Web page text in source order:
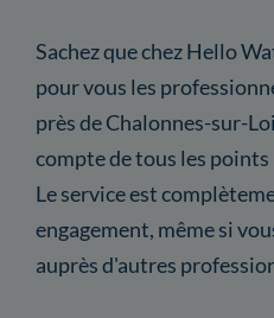
Sachez que chez Hello
pour vous les
près de Chalonnes-sur-
compte de tous les
Le service est
engagement, même si
auprès d'autres